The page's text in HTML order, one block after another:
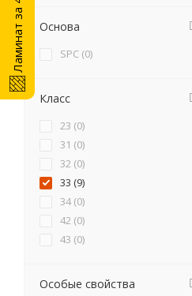
серая (
серо-коричневая (
темно-коричневая (
Основа
SPC (0)
Класс
23 (0)
31 (0)
32 (0)
33 (9)
34 (0)
42 (0)
43 (0)
Особые свойства
Ламинат за 460 ₽